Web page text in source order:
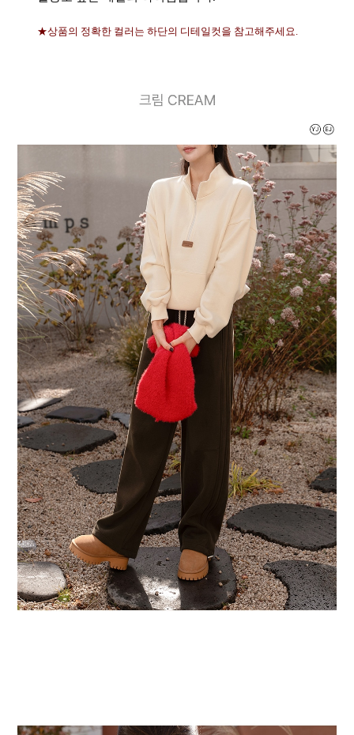
★상품의 정확한 컬러는 하단의 디테일컷을 참고해주세요.